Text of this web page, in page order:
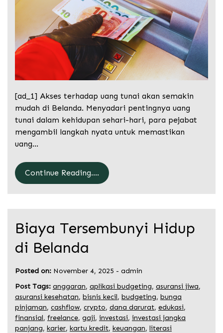
[ad_1] Akses terhadap uang tunai akan semakin
mudah di Belanda. Menyadari pentingnya uang
tunai dalam kehidupan sehari-hari, para pejabat
mengambil langkah nyata untuk memastikan
uang…
Continue Reading....
Biaya Tersembunyi Hidup
di Belanda
Posted on: November 4, 2025 - admin
Post Tags: anggaran, aplikasi budgeting, asuransi jiwa,
asuransi kesehatan, bisnis kecil, budgeting, bunga
pinjaman, cashflow, crypto, dana darurat, edukasi,
finansial, freelance, gaji, investasi, investasi jangka
panjang, karier, kartu kredit, keuangan, literasi